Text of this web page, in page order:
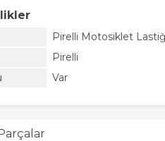
Pirelli Motosiklet
Pirelli
Var